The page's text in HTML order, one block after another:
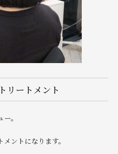
リートメント
。
ントになります。